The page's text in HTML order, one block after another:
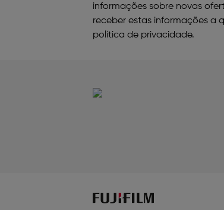
informações sobre novas
receber estas informações a
política de privacidade.